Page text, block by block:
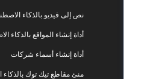
نص إلى فيديو بالذكاء الاصطناعي
أداة إنشاء المواقع بالذكاء الاصطناعي
أداة إنشاء أسماء شركات
منئ مقاطع تيك توك بالذكاء الاصطناعي